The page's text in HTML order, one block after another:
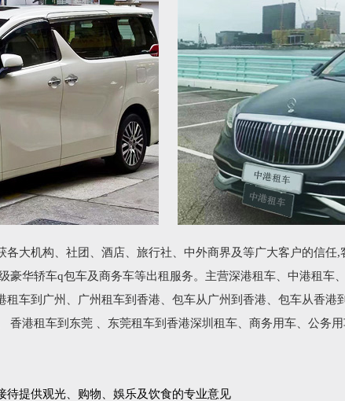
各大机构、社团、酒店、旅行社、中外商界及等广大客户的信
豪华轿车q包车及商务车等出租服务。主营深港租车、中港租车、
车到广州、广州租车到香港、包车从广州到香港、包车从香
香港租车到东莞 、东莞租车到香港深圳租车、商务用车、公务
待提供观光、购物、娛乐及饮食的专业意见